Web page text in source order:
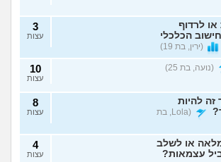
לרדוף
הכלכלי
(ירין, בת 19)
3
עצות
(נועה, בת 25) 10
עצות
זה להיות
(Lola, בת
8
עצות
או לשלב
עצמאות?
4
עצות